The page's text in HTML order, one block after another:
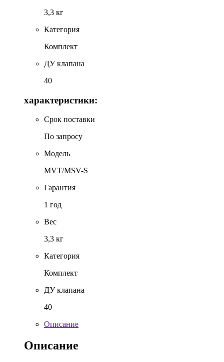
3,3 кг
Категория
Комплект
ДУ клапана
40
характеристики:
Срок поставки
По запросу
Модель
MVT/MSV-S
Гарантия
1 год
Вес
3,3 кг
Категория
Комплект
ДУ клапана
40
Описание
Описание